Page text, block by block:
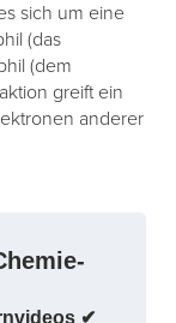
sich um eine
(das
(dem
greift ein
anderer
✔